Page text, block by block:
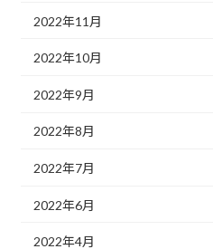
2022年11月
2022年10月
2022年9月
2022年8月
2022年7月
2022年6月
2022年4月